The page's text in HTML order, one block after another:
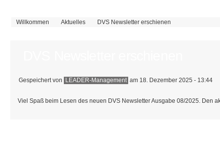
Sie sind hier
Willkommen Aktuelles DVS Newsletter erschienen
Gespeichert von LEADER-Management am 18. Dezember 2025 - 13:44
Viel Spaß beim Lesen des neuen DVS Newsletter Ausgabe 08/2025. Den